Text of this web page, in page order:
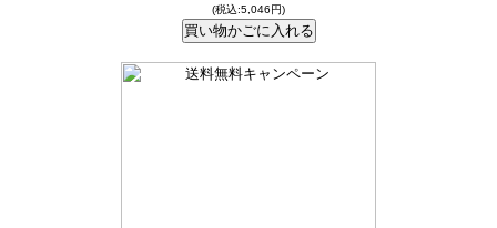
(税込:5,046円)